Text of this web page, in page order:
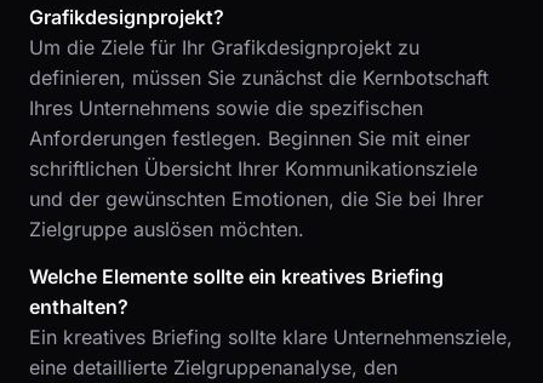
Grafikdesignprojekt?
Um die Ziele für Ihr Grafikdesignprojekt zu
definieren, müssen Sie zunächst die Kernbotschaft
Ihres Unternehmens sowie die spezifischen
Anforderungen festlegen. Beginnen Sie mit einer
schriftlichen Übersicht Ihrer Kommunikationsziele
und der gewünschten Emotionen, die Sie bei Ihrer
Zielgruppe auslösen möchten.
Welche Elemente sollte ein kreatives Briefing
enthalten?
Ein kreatives Briefing sollte klare Unternehmensziele,
eine detaillierte Zielgruppenanalyse, den